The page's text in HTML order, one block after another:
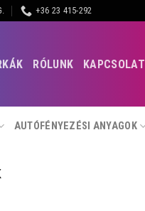
+36 23 415-292
RÓLUNK KAPCSOLAT
AUTÓFÉNYEZÉSI ANYAGOK